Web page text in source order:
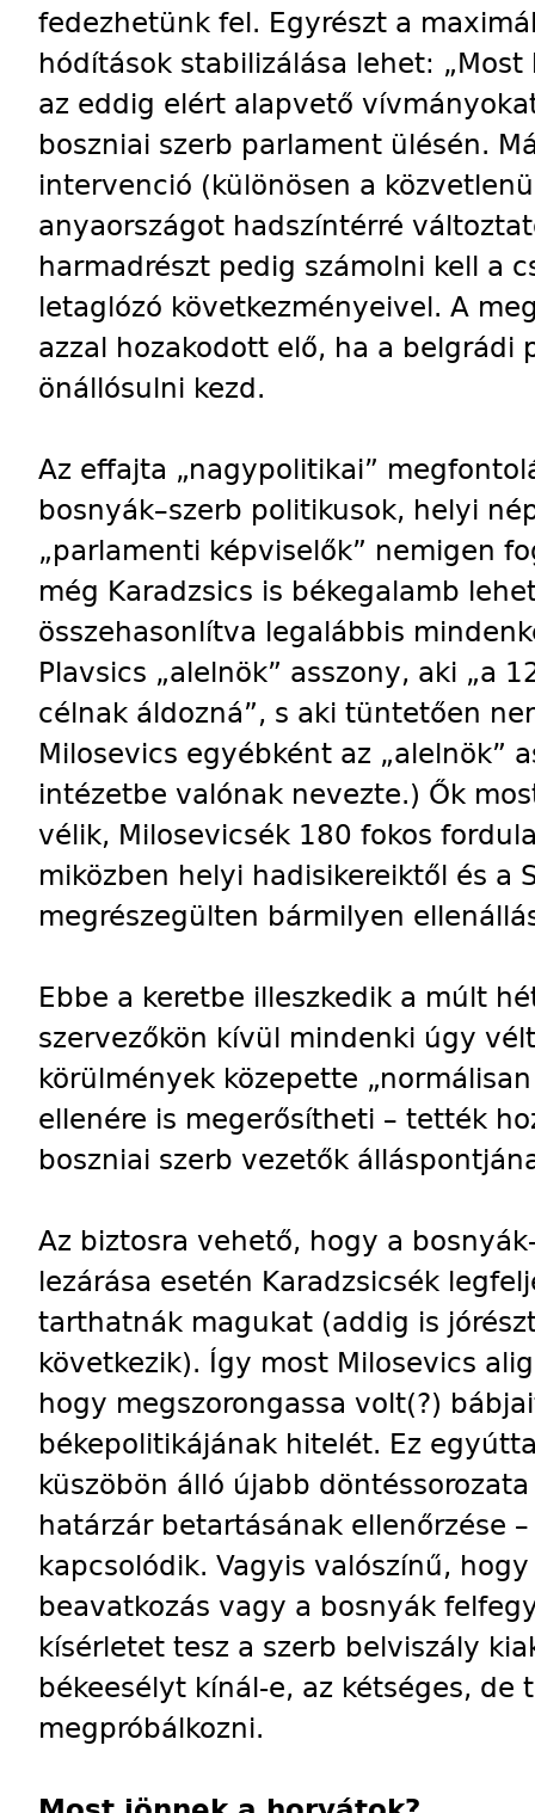
fedezhetünk fel. Egyrészt a
hódítások stabilizálása lehet:
az eddig elért alapvető
boszniai szerb parlament ülésén.
intervenció (különösen a
anyaországot hadszíntérré
harmadrészt pedig számolni kell a
letaglózó következményeivel. A
azzal hozakodott elő, ha a belgrádi
önállósulni kezd.
Az effajta „nagypolitikai”
bosnyák–szerb politikusok, helyi
„parlamenti képviselők” nemigen
még Karadzsics is békegalamb
összehasonlítva legalábbis
Plavsics „alelnök” asszony, aki „a
célnak áldozná”, s aki tüntetően
Milosevics egyébként az „alelnök”
intézetbe valónak nevezte.) Ők
vélik, Milosevicsék 180 fokos
miközben helyi hadisikereiktől és a
megrészegülten bármilyen
Ebbe a keretbe illeszkedik a múlt
szervezőkön kívül mindenki úgy
körülmények közepette
ellenére is megerősítheti – tették
boszniai szerb vezetők
Az biztosra vehető, hogy a
lezárása esetén Karadzsicsék
tarthatnák magukat (addig is
következik). Így most Milosevics
hogy megszorongassa volt(?)
békepolitikájának hitelét. Ez
küszöbön álló újabb
határzár betartásának ellenőrzése
kapcsolódik. Vagyis valószínű,
beavatkozás vagy a bosnyák
kísérletet tesz a szerb belviszály
békeesélyt kínál-e, az kétséges, de
megpróbálkozni.